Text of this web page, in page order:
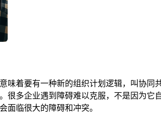
着要有一种新的组织计划逻辑，叫协同
多企业遇到障碍难以克服，不是因为它
面临很大的障碍和冲突。